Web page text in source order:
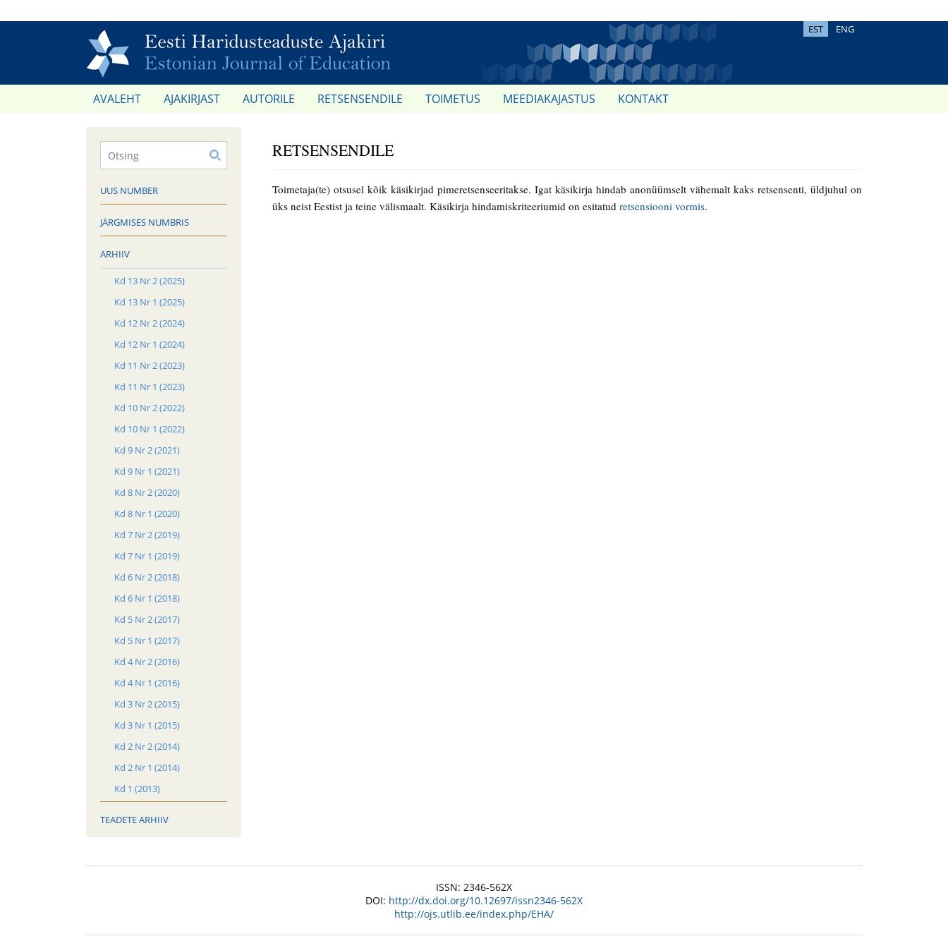
AVALEHT AJAKIRJAST AUTORILE RETSENSENDILE TOIMETUS MEEDIAKAJASTUS KONTAKT
EST ENG
UUS NUMBER
JÄRGMISES NUMBRIS
ARHIIV
Kd 13 Nr 2 (2025)
Kd 13 Nr 1 (2025)
Kd 12 Nr 2 (2024)
Kd 12 Nr 1 (2024)
Kd 11 Nr 2 (2023)
Kd 11 Nr 1 (2023)
Kd 10 Nr 2 (2022)
Kd 10 Nr 1 (2022)
Kd 9 Nr 2 (2021)
Kd 9 Nr 1 (2021)
Kd 8 Nr 2 (2020)
Kd 8 Nr 1 (2020)
Kd 7 Nr 2 (2019)
Kd 7 Nr 1 (2019)
Kd 6 Nr 2 (2018)
Kd 6 Nr 1 (2018)
Kd 5 Nr 2 (2017)
Kd 5 Nr 1 (2017)
Kd 4 Nr 2 (2016)
Kd 4 Nr 1 (2016)
Kd 3 Nr 2 (2015)
Kd 3 Nr 1 (2015)
Kd 2 Nr 2 (2014)
Kd 2 Nr 1 (2014)
Kd 1 (2013)
TEADETE ARHIIV
RETSENSENDILE
Toimetaja(te) otsusel kõik käsikirjad pimeretsenseeritakse. Igat käsikirja hindab anonüümselt vähemalt kaks retsensenti, üldjuhul on
üks neist Eestist ja teine välismaalt. Käsikirja hindamiskriteeriumid on esitatud retsensiooni vormis.
ISSN: 2346-562X
DOI: http://dx.doi.org/10.12697/issn2346-562X
http://ojs.utlib.ee/index.php/EHA/